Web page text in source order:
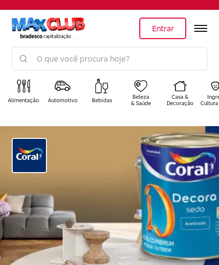
Entrar
Alimentação Automotivo Bebidas
Beleza
& Saúde
Casa &
Decoração